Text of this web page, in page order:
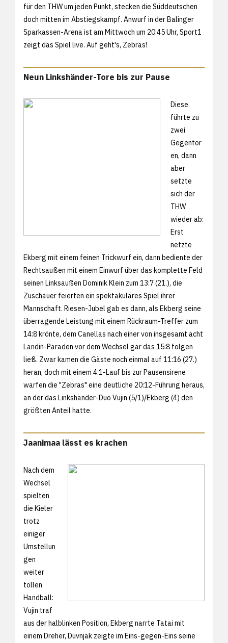
für den THW um jeden Punkt, stecken die Süddeutschen
doch mitten im Abstiegskampf. Anwurf in der Balinger
Sparkassen-Arena ist am Mittwoch um 20:45 Uhr, Sport1
zeigt das Spiel live. Auf geht's, Zebras!
Neun Linkshänder-Tore bis zur Pause
Diese
führte zu
zwei
Gegentor
en, dann
aber
setzte
sich der
THW
wieder ab:
Erst
netzte
Ekberg mit einem feinen Trickwurf ein, dann bediente der
Rechtsaußen mit einem Einwurf über das komplette Feld
seinen Linksaußen Dominik Klein zum 13:7 (21.), die
Zuschauer feierten ein spektakuläres Spiel ihrer
Mannschaft. Riesen-Jubel gab es dann, als Ekberg seine
überragende Leistung mit einem Rückraum-Treffer zum
14:8 krönte, dem Canellas nach einer von insgesamt acht
Landin-Paraden vor dem Wechsel gar das 15:8 folgen
ließ. Zwar kamen die Gäste noch einmal auf 11:16 (27.)
heran, doch mit einem 4:1-Lauf bis zur Pausensirene
warfen die "Zebras" eine deutliche 20:12-Führung heraus,
an der das Linkshänder-Duo Vujin (5/1)/Ekberg (4) den
größten Anteil hatte.
Jaanimaa lässt es krachen
Nach dem
Wechsel
spielten
die Kieler
trotz
einiger
Umstellun
gen
weiter
tollen
Handball:
Vujin traf
aus der halblinken Position, Ekberg narrte Tatai mit
einem Dreher, Duvnjak zeigte im Eins-gegen-Eins seine